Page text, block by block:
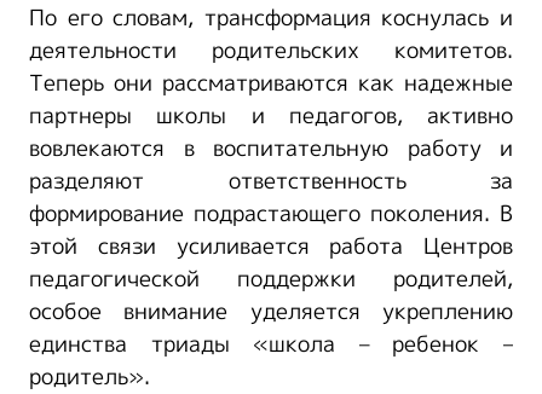
По его словам, трансформация коснулась и
деятельности родительских комитетов.
Теперь они рассматриваются как надежные
партнеры школы и педагогов, активно
вовлекаются в воспитательную работу и
разделяют ответственность за
формирование подрастающего поколения. В
этой связи усиливается работа Центров
педагогической поддержки родителей,
особое внимание уделяется укреплению
единства триады «школа – ребенок –
родитель».